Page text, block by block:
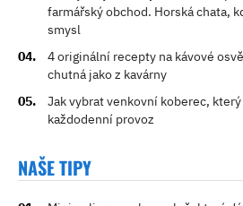
farmářský obchod. Horská chata,
smysl
4 originální recepty na kávové
chutná jako z kavárny
Jak vybrat venkovní koberec,
každodenní provoz
NAŠE TIPY